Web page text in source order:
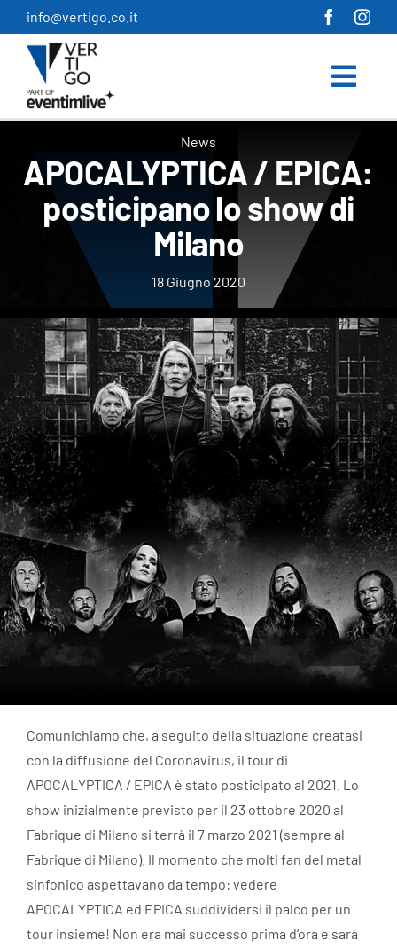
Salta
al
contenuto
info@vertigo.co.it
News
APOCALYPTICA / EPICA:
posticipano lo show di
Milano
18 Giugno 2020
Comunichiamo che, a seguito della situazione creatasi
con la diffusione del Coronavirus, il tour di
APOCALYPTICA / EPICA è stato posticipato al 2021. Lo
show inizialmente previsto per il 23 ottobre 2020 al
Fabrique di Milano si terrà il 7 marzo 2021 (sempre al
Fabrique di Milano). Il momento che molti fan del metal
sinfonico aspettavano da tempo: vedere
APOCALYPTICA ed EPICA suddividersi il palco per un
tour insieme! Non era mai successo prima d’ora e sarà